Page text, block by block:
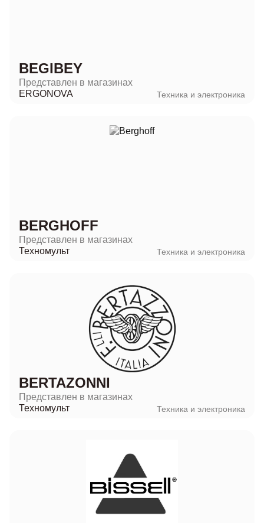
BEGIBEY
Представлен в магазинах
ERGONOVA
Техника и электроника
BERGHOFF
Представлен в магазинах
Техномульт
Техника и электроника
BERTAZONNI
Представлен в магазинах
Техномульт
Техника и электроника